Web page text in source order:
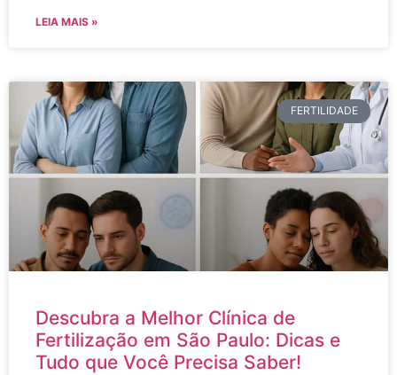
LEIA MAIS »
FERTILIDADE
Descubra a Melhor Clínica de
Fertilização em São Paulo: Dicas e
Tudo que Você Precisa Saber!